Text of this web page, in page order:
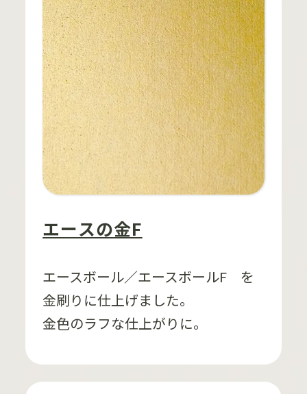
エースの金F
エースボール／エースボールF を
金刷りに仕上げました。
金色のラフな仕上がりに。